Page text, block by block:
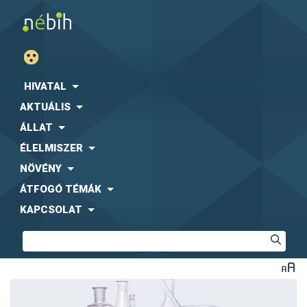
HIVATAL
AKTUÁLIS
ÁLLAT
ÉLELMISZER
NÖVÉNY
ÁTFOGÓ TÉMÁK
KAPCSOLAT